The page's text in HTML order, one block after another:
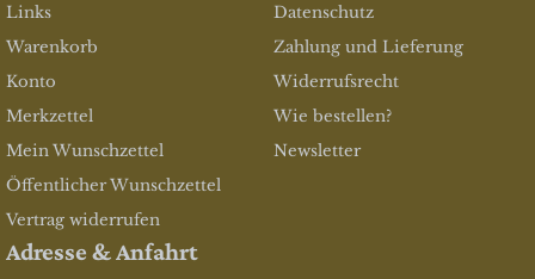
Links
Warenkorb
Konto
Merkzettel
Mein Wunschzettel
Öffentlicher Wunschzettel
Vertrag widerrufen
Datenschutz
Zahlung und Lieferung
Widerrufsrecht
Wie bestellen?
Newsletter
Adresse & Anfahrt